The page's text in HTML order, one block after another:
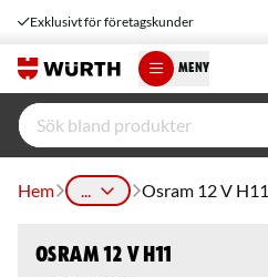
Exklusivt för företagskunder
MENY
Hem ... Osram 12 V H11
Osram 12 V H11